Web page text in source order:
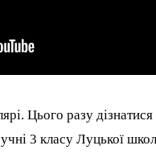
Цього разу
3 класу Луцької